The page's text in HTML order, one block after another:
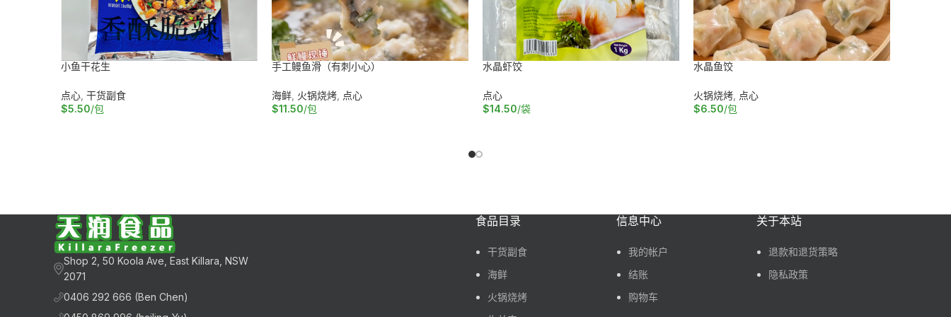
小鱼干花生
点心 干货副食
$5.50/包
手工鳗鱼滑（有刺小心）
海鲜 火锅烧烤 点心
$11.50/包
水晶虾饺
点心
$14.50/袋
水晶鱼饺
火锅烧烤 点心
$6.50/包
Shop 2, 50 Koola Ave, East Killara, NSW
2071
0406 292 666 (Ben Chen)
食品目录
干货副食
海鲜
火锅烧烤
信息中心
我的帐户
结账
购物车
关于本站
退款和退货策略
隐私政策